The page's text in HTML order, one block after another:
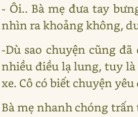
- Ôi.. Bà mẹ đưa tay
nhìn ra khoảng không,
-Dù sao chuyện cũng
nhiều điều lạ lung, tuy
xe. Cô có biết chuyện
Bà mẹ nhanh chóng